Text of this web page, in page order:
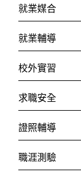
就業媒合
就業輔導
校外實習
求職安全
證照輔導
職涯測驗